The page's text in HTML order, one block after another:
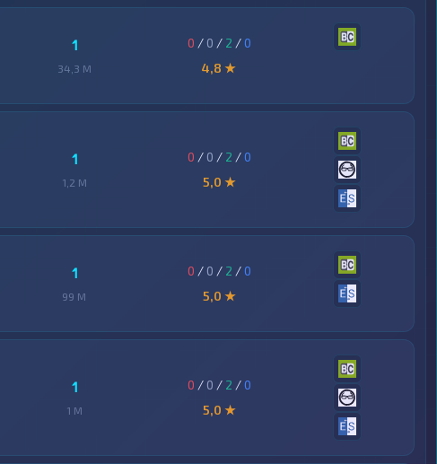
1
34,3 M
0 / 0 / 2 /0
4,8 ★
1
1,2 M
0 / 0 / 2 /0
5,0 ★
1
99 M
0 / 0 / 2 /0
5,0 ★
1
1 M
0 / 0 / 2 /0
5,0 ★